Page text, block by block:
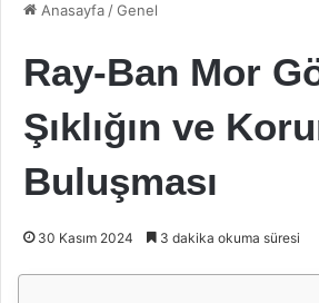
Anasayfa /Genel
Ray-Ban Mor
Şıklığın ve
Buluşması
30 Kasım 2024 3 dakika okuma süresi